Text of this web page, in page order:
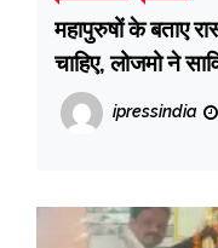
महापुरुषों के बताए
चाहिए, लोजमो ने
उनको याद किया
ipressindia